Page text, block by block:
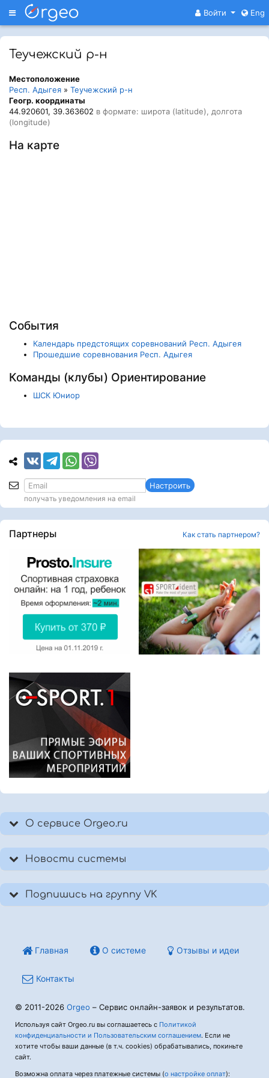
Меню Войти Eng
Теучежский р-н
Местоположение
Респ. Адыгея » Теучежский р-н
Геогр. координаты
44.920601, 39.363602 в формате: широта (latitude), долгота
(longitude)
На карте
События
Календарь предстоящих соревнований Респ. Адыгея
Прошедшие соревнования Респ. Адыгея
Команды (клубы) Ориентирование
ШСК Юниор
Настроить
получать уведомления на email
Партнеры Как стать партнером?
О сервисе Orgeo.ru
Новости системы
Подпишись на группу VK
Главная О системе Отзывы и идеи
Контакты
© 2011-2026 Orgeo – Сервис онлайн-заявок и результатов.
Используя сайт Orgeo.ru вы соглашаетесь с Политикой
конфиденциальности и Пользовательским соглашением. Если не
хотите чтобы ваши данные (в т.ч. cookies) обрабатывались, покиньте
сайт.
Возможна оплата через платежные системы (о настройке оплат):